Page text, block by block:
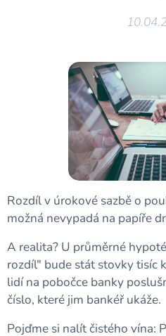
Rozdíl v úrokové sazbě o
možná nevypadá na papíře
A realita? U průměrné
rozdíl" bude stát stovky tisíc
lidí na pobočce banky
číslo, které jim bankéř ukáže.
Pojďme si nalít čistého vína: